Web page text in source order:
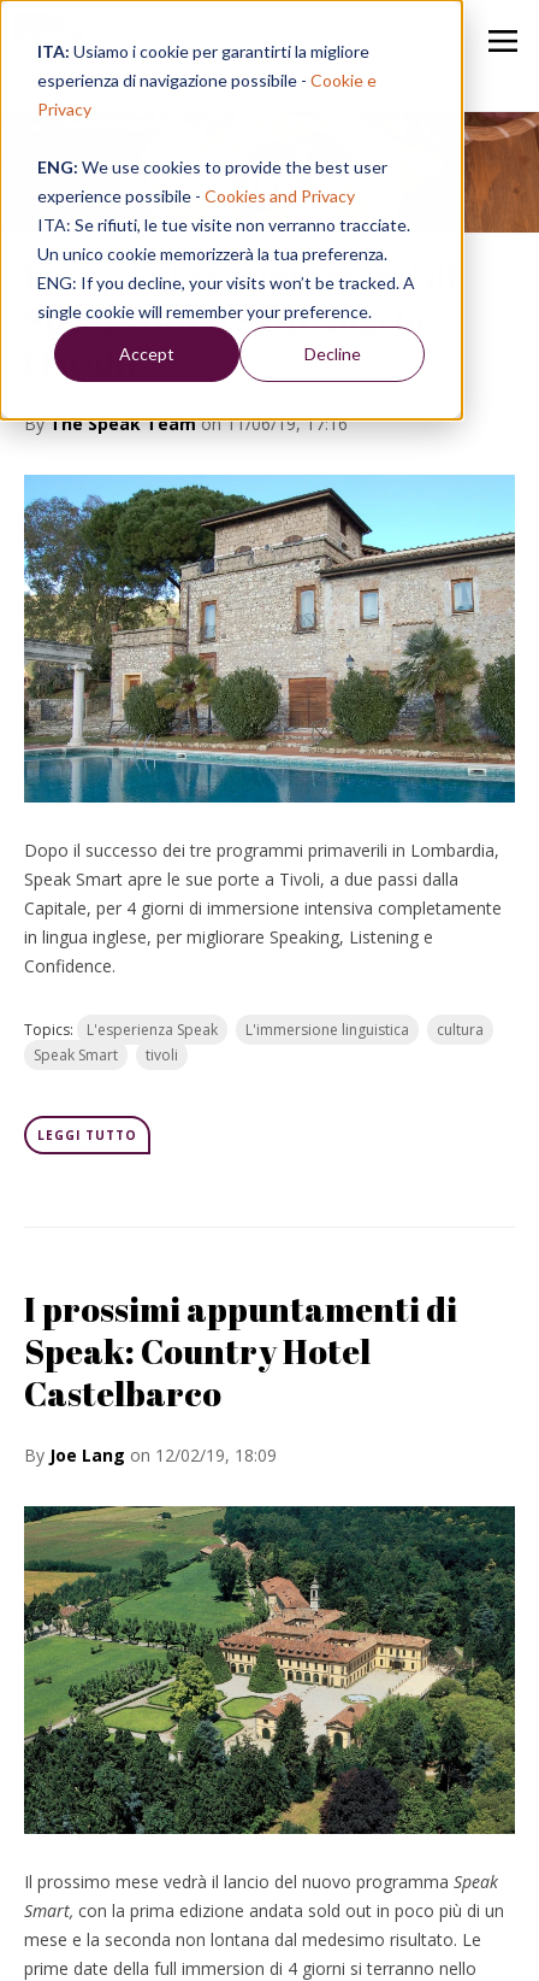
ITA: Usiamo i cookie per garantirti la migliore
esperienza di navigazione possibile - Cookie e
Privacy
ENG: We use cookies to provide the best user
experience possibile - Cookies and Privacy
ITA: Se rifiuti, le tue visite non verranno tracciate.
Un unico cookie memorizzerà la tua preferenza.
ENG: If you decline, your visits won’t be tracked. A
single cookie will remember your preference.
Accept Decline
Speak in a Week
I prossimi appuntamenti di
Speak: Hotel Sant'Angelo
(Tivoli)
ByThe Speak Teamon 11/06/19, 17:16
Dopo il successo dei tre programmi primaverili in Lombardia,
Speak Smart apre le sue porte a Tivoli, a due passi dalla
Capitale, per 4 giorni di immersione intensiva completamente
in lingua inglese, per migliorare Speaking, Listening e
Confidence.
Topics: L'esperienza Speak L'immersione linguistica
cultura
Speak Smart
tivoli
LEGGI TUTTO
I prossimi appuntamenti di
Speak: Country Hotel
Castelbarco
By Joe Lang on 12/02/19, 18:09
Il prossimo mese vedrà il lancio del nuovo programma Speak
Smart, con la prima edizione andata sold out in poco più di un
mese e la seconda non lontana dal medesimo risultato. Le
prime date della full immersion di 4 giorni si terranno nello